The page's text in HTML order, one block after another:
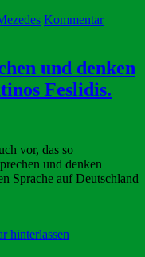
Kommentar
und denken
Feslidis.
vor, das so
und denken
Sprache auf Deutschland
hinterlassen